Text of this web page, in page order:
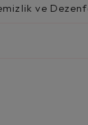
ve